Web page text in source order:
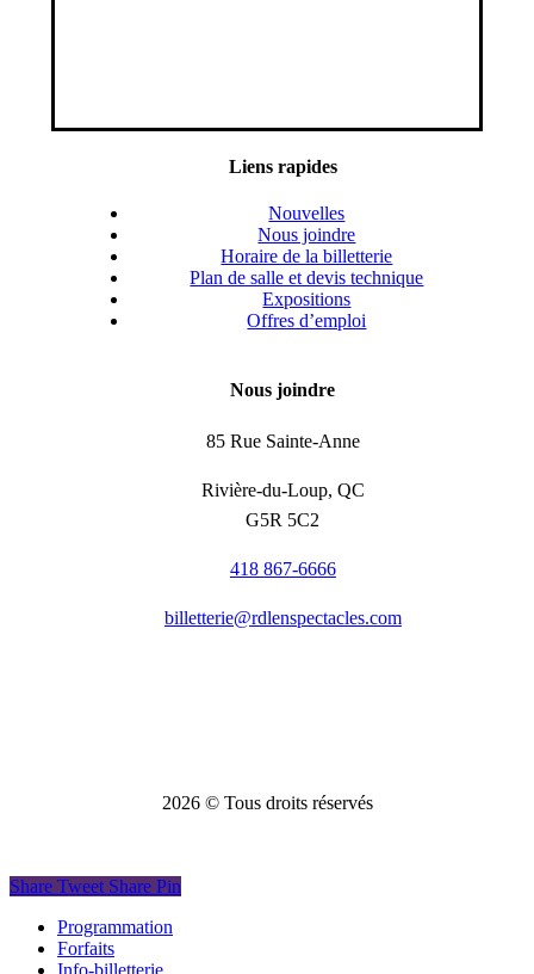
Liens rapides
Nouvelles
Nous joindre
Horaire de la billetterie
Plan de salle et devis technique
Expositions
Offres d’emploi
Nous joindre
85 Rue Sainte-Anne
Rivière-du-Loup, QC
G5R 5C2
418 867-6666
billetterie@rdlenspectacles.com
2026© Tous droits réservés
Share Tweet Share Pin
Close
Menu
Programmation
Forfaits